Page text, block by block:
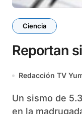
Ciencia
Reportan
Redacción TV
Un sismo de 5.3 de magnitud despertó hoy 29
en la